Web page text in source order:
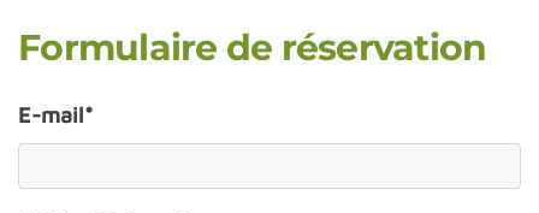
Formulaire de réservation
E-mail*